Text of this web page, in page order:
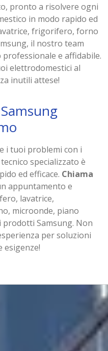
pronto a risolvere ogni
in modo rapido ed
frigorifero, forno
il nostro team
e affidabile.
elettrodomestici al
inutili attese!
i tuoi problemi con i
specializzato è
ed efficace. Chiama
appuntamento e
lavatrice,
microonde, piano
Samsung. Non
per soluzioni
esigenze!